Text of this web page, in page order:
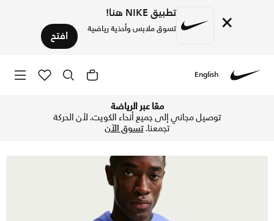
× تطبيق NIKE هنا!
تسوق ملابس وأحذية رياضية افتح
English
معًا عبر الرياضة
توصيل مجاني إلى جميع أنحاء الكويت. لأن الحركة
تجمعنا.تسوق الآن